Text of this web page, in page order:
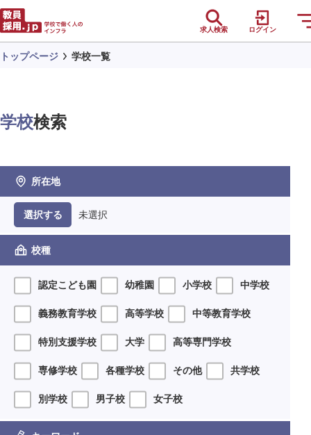
求人検索 ログイン
トップページ 学校一覧
学校検索
所在地
選択する 未選択
校種
認定こども園 幼稚園 小学校 中学校
義務教育学校 高等学校 中等教育学校
特別支援学校 大学 高等専門学校
専修学校 各種学校 その他 共学校
別学校 男子校 女子校